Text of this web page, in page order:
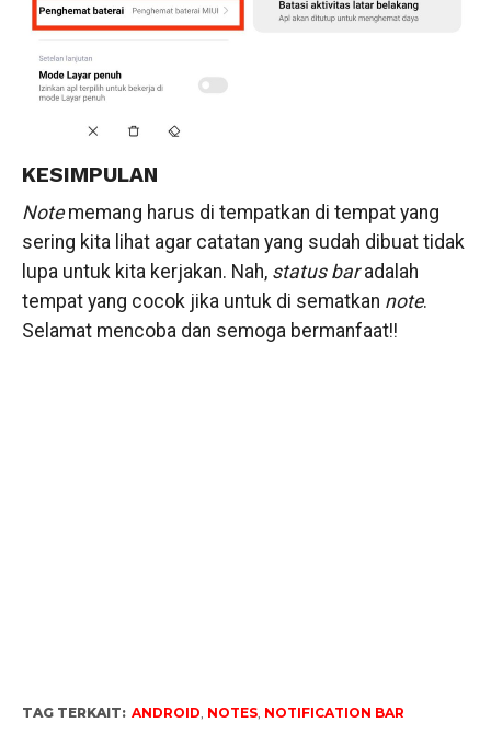
KESIMPULAN
Notememang harus di tempatkan di tempat yang
sering kita lihat agar catatan yang sudah dibuat tidak
lupa untuk kita kerjakan. Nah, status baradalah
tempat yang cocok jika untuk di sematkan note.
Selamat mencoba dan semoga bermanfaat!!
TAG TERKAIT: ANDROID NOTES, NOTIFICATION BAR